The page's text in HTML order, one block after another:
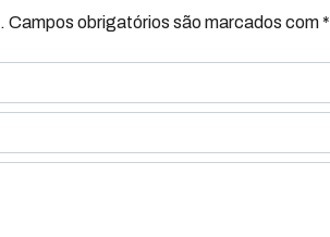
Campos obrigatórios são marcados com *